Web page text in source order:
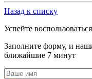
Назад к списку
Успейте
Заполните форму, и
ближайшие 7 минут